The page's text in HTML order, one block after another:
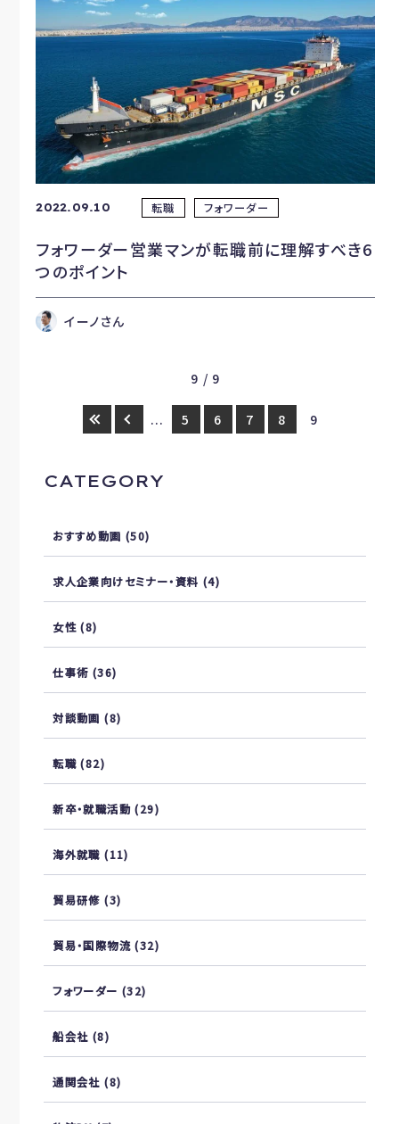
2022.09.10 転職 フォワーダー
フォワーダー営業マンが転職前に理解すべき6
つのポイント
イーノさん
9 / 9
... 5 6 7 8 9
CATEGORY
おすすめ動画 (50)
求人企業向けセミナー・資料 (4)
女性 (8)
仕事術 (36)
対談動画 (8)
転職 (82)
新卒・就職活動 (29)
海外就職 (11)
貿易研修 (3)
貿易・国際物流 (32)
フォワーダー (32)
船会社 (8)
通関会社 (8)